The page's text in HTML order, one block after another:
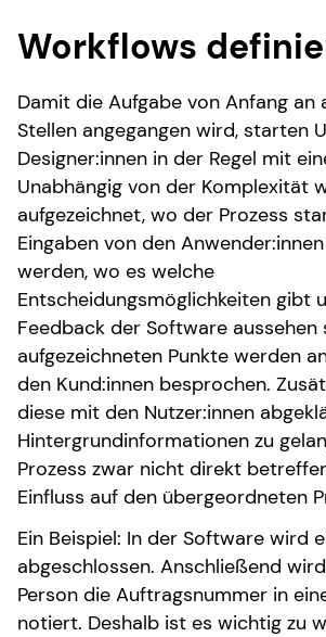
Workflows
Damit die Aufgabe von Anfang an
Stellen angegangen wird, starten
Designer:innen in der Regel mit
Unabhängig von der Komplexität
aufgezeichnet, wo der Prozess
Eingaben von den
werden, wo es welche
Entscheidungsmöglichkeiten gibt
Feedback der Software aussehen
aufgezeichneten Punkte werden
den Kund:innen besprochen.
diese mit den Nutzer:innen
Hintergrundinformationen zu
Prozess zwar nicht direkt
Einfluss auf den übergeordneten
Ein Beispiel: In der Software wird
abgeschlossen. Anschließend
Person die Auftragsnummer in
notiert. Deshalb ist es wichtig zu